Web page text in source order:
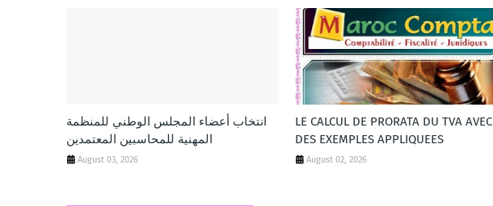
انتخاب أعضاء المجلس الوطني للمنظمة
المهنية للمحاسبين المعتمدين
August 03, 2026
LE CALCUL DE PRORATA DU TVA AVEC
DES EXEMPLES APPLIQUEES
August 02, 2026